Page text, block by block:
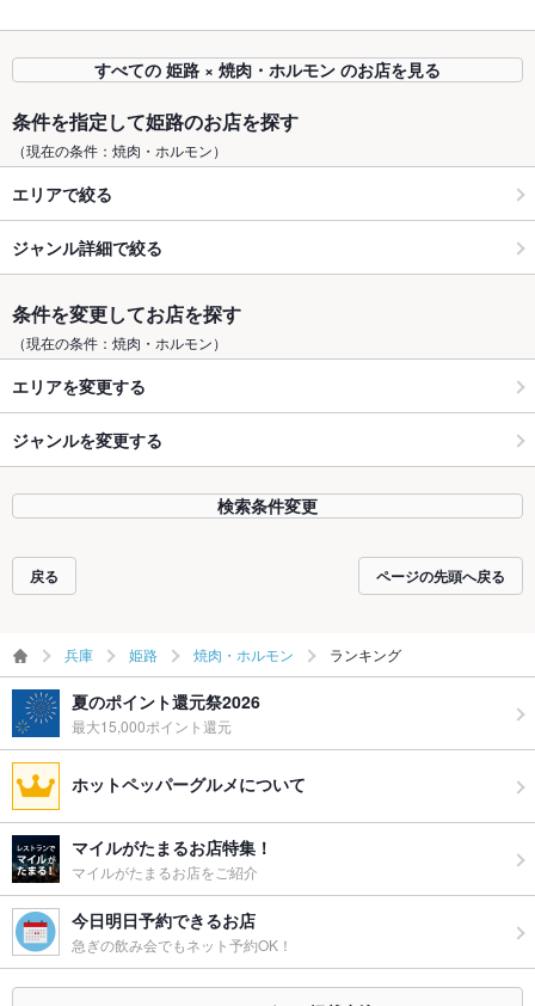
すべての 姫路 × 焼肉・ホルモン のお店を見る
条件を指定して姫路のお店を探す
（現在の条件：焼肉・ホルモン）
エリアで絞る
ジャンル詳細で絞る
条件を変更してお店を探す
（現在の条件：焼肉・ホルモン）
エリアを変更する
ジャンルを変更する
検索条件変更
戻る ページの先頭へ戻る
兵庫 姫路 焼肉・ホルモン ランキング
夏のポイント還元祭2026
最大15,000ポイント還元
ホットペッパーグルメについて
マイルがたまるお店特集！
マイルがたまるお店をご紹介
今日明日予約できるお店
急ぎの飲み会でもネット予約OK！